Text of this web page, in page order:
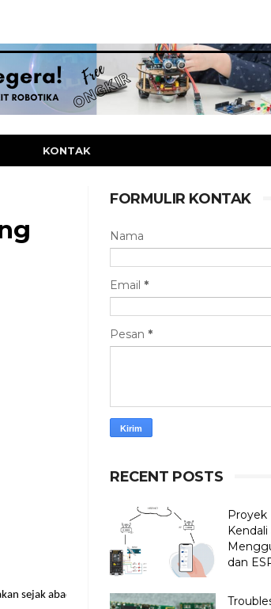
KONTAK
sejak abad ke-20 untuk membantu manusia
FORMULIR KONTAK
Nama
Email *
Pesan *
RECENT POSTS
Proyek
Kendali
dan